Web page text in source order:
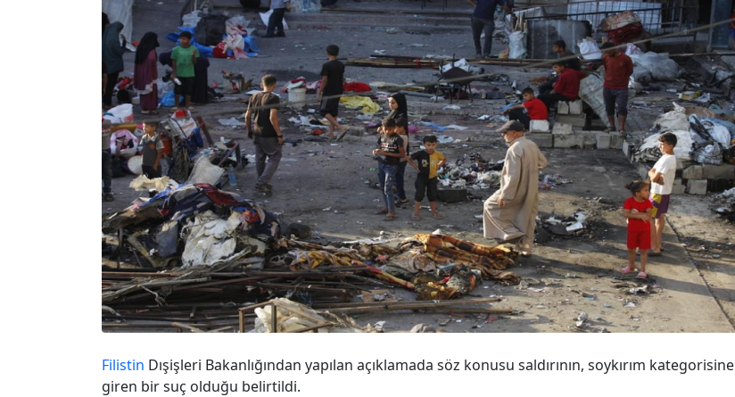
Filistin Dışişleri Bakanlığından yapılan açıklamada söz konusu saldırının, soykırım kategorisine
giren bir suç olduğu belirtildi.